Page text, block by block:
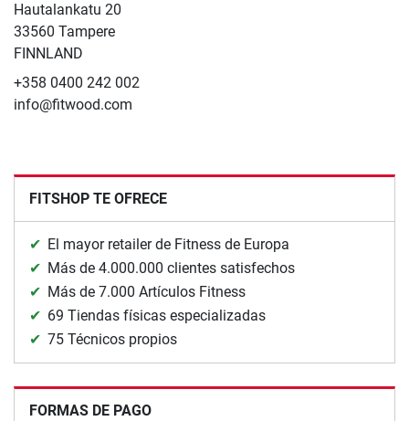
Hautalankatu 20
33560 Tampere
FINNLAND
+358 0400 242 002
info@fitwood.com
FITSHOP TE OFRECE
El mayor retailer de Fitness de Europa
Más de 4.000.000 clientes satisfechos
Más de 7.000 Artículos Fitness
69 Tiendas físicas especializadas
75 Técnicos propios
FORMAS DE PAGO